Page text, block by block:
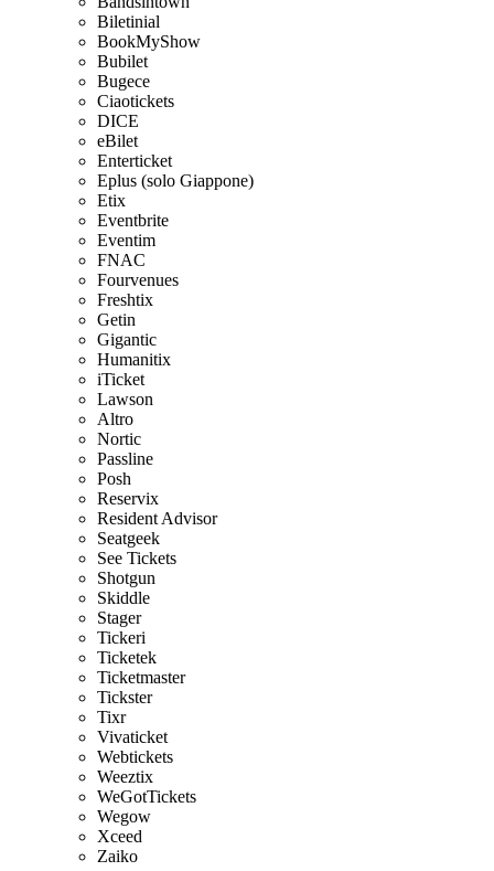
Biletinial
BookMyShow
Bubilet
Bugece
Ciaotickets
DICE
eBilet
Enterticket
Eplus (solo Giappone)
Etix
Eventbrite
Eventim
FNAC
Fourvenues
Freshtix
Getin
Gigantic
Humanitix
iTicket
Lawson
Altro
Nortic
Passline
Posh
Reservix
Resident Advisor
Seatgeek
See Tickets
Shotgun
Skiddle
Stager
Tickeri
Ticketek
Ticketmaster
Tickster
Tixr
Vivaticket
Webtickets
Weeztix
WeGotTickets
Wegow
Xceed
Zaiko